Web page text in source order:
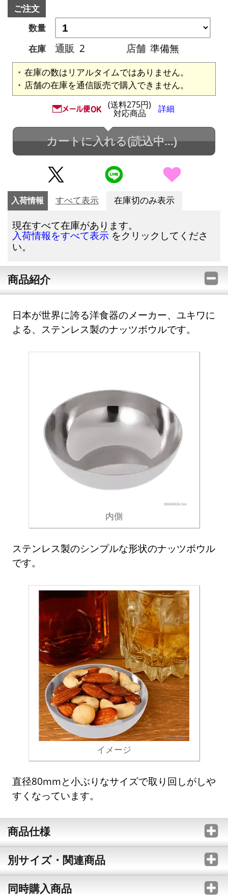
ご注文
数量
在庫
通販 2 店舗 準備無
在庫の数はリアルタイムではありません。
店舗の在庫を通信販売で購入できません。
(送料275円)
対応商品 詳細
カートに入れる(読込中...)
入荷情報 すべて表示 在庫切のみ表示
現在すべて在庫があります。
入荷情報をすべて表示 をクリックしてくださ
い。
商品紹介
日本が世界に誇る洋食器のメーカー、ユキワに
よる、ステンレス製のナッツボウルです。
内側
ステンレス製のシンプルな形状のナッツボウル
です。
イメージ
直径80mmと小ぶりなサイズで取り回しがしや
すくなっています。
商品仕様
別サイズ・関連商品
同時購入商品